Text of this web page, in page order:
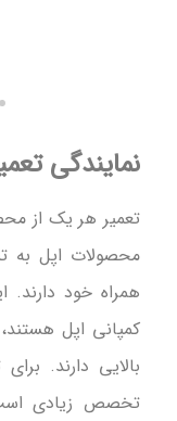
نمایندگی
تعمیر هر یک از
محصولات اپل به
همراه خود دارند.
کمپانی اپل
بالایی دارند.
تخصص زیادی